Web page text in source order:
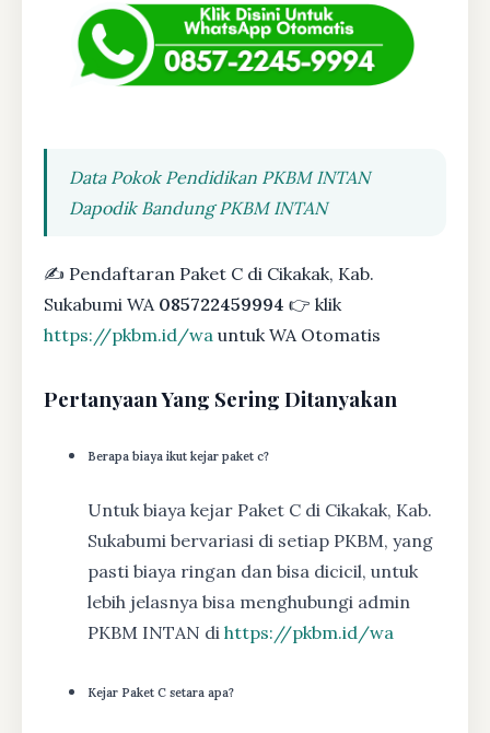
Data Pokok Pendidikan PKBM INTAN
Dapodik Bandung PKBM INTAN
✍ Pendaftaran Paket C di Cikakak, Kab.
Sukabumi WA 085722459994 👉 klik
https://pkbm.id/wa untuk WA Otomatis
Pertanyaan Yang Sering Ditanyakan
Berapa biaya ikut kejar paket c?
Untuk biaya kejar Paket C di Cikakak, Kab.
Sukabumi bervariasi di setiap PKBM, yang
pasti biaya ringan dan bisa dicicil, untuk
lebih jelasnya bisa menghubungi admin
PKBM INTAN di https://pkbm.id/wa
Kejar Paket C setara apa?